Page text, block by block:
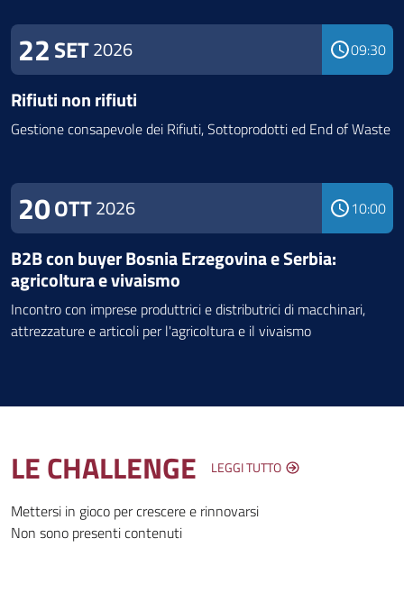
22SET2026 09:30
Rifiuti non rifiuti
Gestione consapevole dei Rifiuti, Sottoprodotti ed End of Waste
20OTT2026 10:00
B2B con buyer Bosnia Erzegovina e Serbia:
agricoltura e vivaismo
Incontro con imprese produttrici e distributrici di macchinari,
attrezzature e articoli per l'agricoltura e il vivaismo
LE CHALLENGE LEGGI TUTTO
Mettersi in gioco per crescere e rinnovarsi
Non sono presenti contenuti